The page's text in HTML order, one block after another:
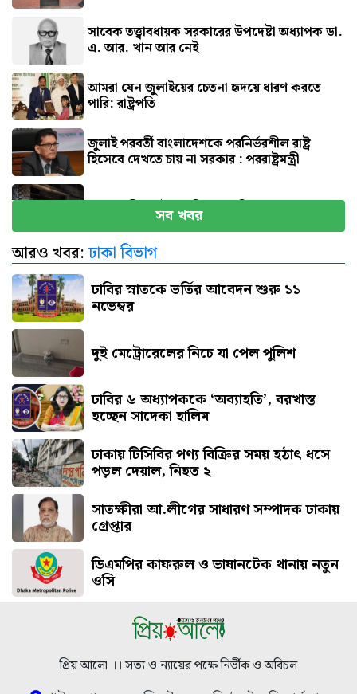
সাবেক তত্ত্বাবধায়ক সরকারের উপদেষ্টা অধ্যাপক ডা.
এ. আর. খান আর নেই
আমরা যেন জুলাইয়ের চেতনা হৃদয়ে ধারণ করতে
পারি: রাষ্ট্রপতি
জুলাই পরবর্তী বাংলাদেশকে পরনির্ভরশীল রাষ্ট্র
হিসেবে দেখতে চায় না সরকার : পররাষ্ট্রমন্ত্রী
মাগুরায় ক্রিকেটার সাকিবের বাড়িতে হামলা
নতুন দায়িত্বে প্রতিমন্ত্রী ববি হাজ্জাজ
সব খবর
আরও খবর:ঢাকা বিভাগ
ঢাবির স্নাতকে ভর্তির আবেদন শুরু ১১
নভেম্বর
দুই মেট্রোরেলের নিচে যা পেল পুলিশ
ঢাবির ৬ অধ্যাপককে ‘অব্যাহতি’, বরখাস্ত
হচ্ছেন সাদেকা হালিম
ঢাকায় টিসিবির পণ্য বিক্রির সময় হঠাৎ ধসে
পড়ল দেয়াল, নিহত ২
সাতক্ষীরা আ.লীগের সাধারণ সম্পাদক ঢাকায়
গ্রেপ্তার
ডিএমপির কাফরুল ও ভাষানটেক থানায় নতুন
ওসি
প্রিয় আলো ।। সত্য ও ন্যায়ের পক্ষে নির্ভীক ও অবিচল